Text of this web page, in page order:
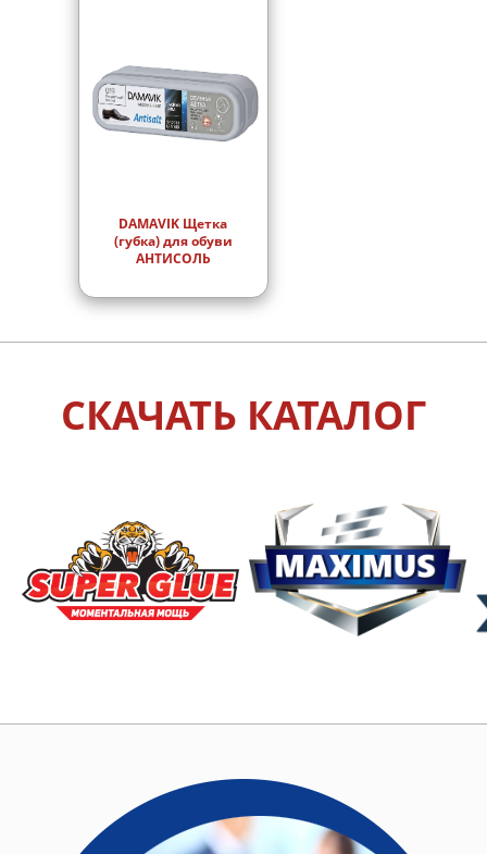
DAMAVIK Щетка
(губка) для обуви
АНТИСОЛЬ
СКАЧАТЬ КАТАЛОГ